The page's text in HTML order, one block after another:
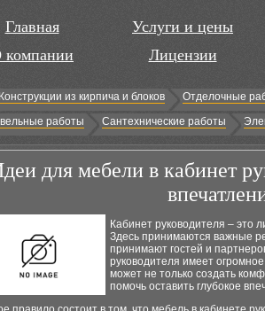
Главная
компании
Услуги и цены
Лицензии
Конструкции из кирпича и блоков Отделочные
работы Сантехнические работы
для мебели в кабинет
Кабинет руководителя – это
Здесь принимаются важные
принимают гостей и
руководителя имеет
может не только создать
помочь оставить глубокое